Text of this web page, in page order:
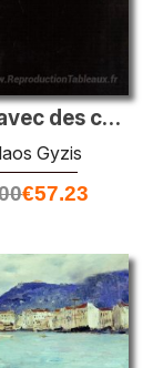
Garçon avec des cerises
Gyzis
€57.23